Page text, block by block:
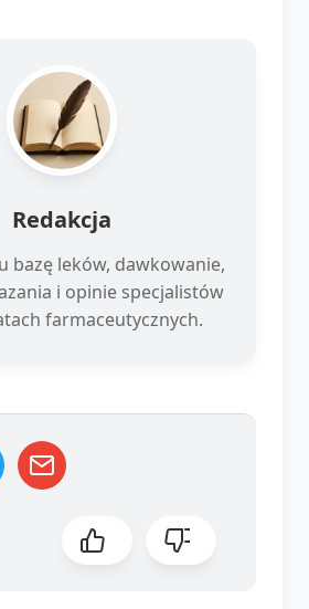
Redakcja
bazę leków, dawkowanie,
i opinie specjalistów
farmaceutycznych.